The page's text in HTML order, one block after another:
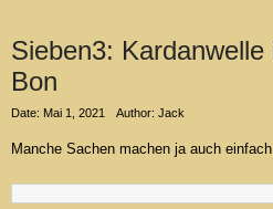
Sieben3:
Bon
Date: Mai 1, 2021 Author: Jack
Manche Sachen machen ja auch